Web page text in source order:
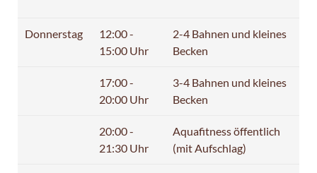
Donnerstag
12:00 -
15:00 Uhr
2-4 Bahnen und kleines
Becken
17:00 -
20:00 Uhr
3-4 Bahnen und kleines
Becken
20:00 -
21:30 Uhr
Aquafitness öffentlich
(mit Aufschlag)